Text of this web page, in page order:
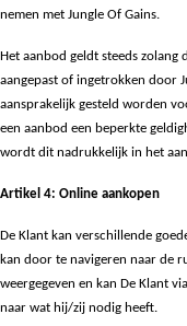
nemen met Jungle Of Gains.
Het aanbod geldt steeds
aangepast of ingetrokken door
aansprakelijk gesteld worden
een aanbod een beperkte
wordt dit nadrukkelijk in het
Artikel 4: Online aankopen
De Klant kan verschillende
kan door te navigeren naar de
weergegeven en kan De Klant
naar wat hij/zij nodig heeft.